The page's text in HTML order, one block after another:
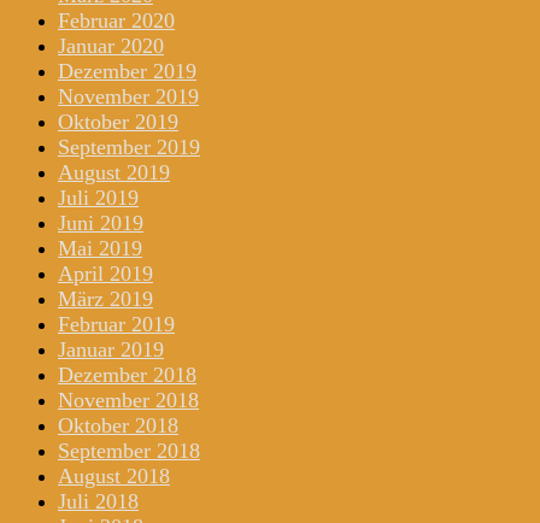
Februar 2020
Januar 2020
Dezember 2019
November 2019
Oktober 2019
September 2019
August 2019
Juli 2019
Juni 2019
Mai 2019
April 2019
März 2019
Februar 2019
Januar 2019
Dezember 2018
November 2018
Oktober 2018
September 2018
August 2018
Juli 2018